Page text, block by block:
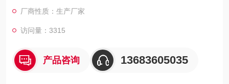
厂商性质：生产厂家
访问量：3315
产品咨询 13683605035